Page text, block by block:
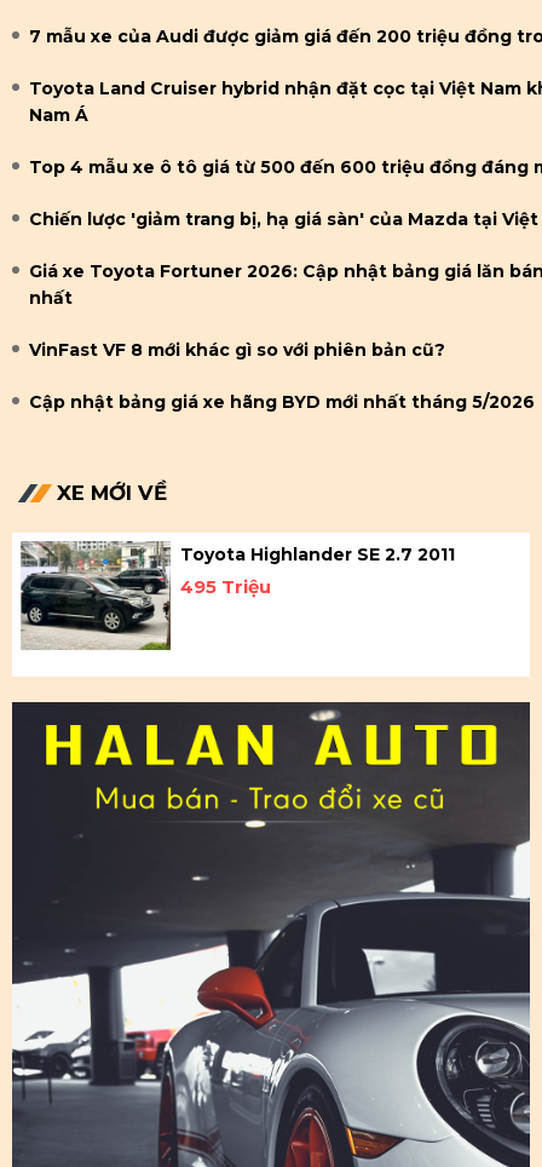
7 mẫu xe của Audi được giảm giá đến 200 triệu đồng
Toyota Land Cruiser hybrid nhận đặt cọc tại Việt Nam
Nam Á
Top 4 mẫu xe ô tô giá từ 500 đến 600 triệu đồng đáng
Chiến lược 'giảm trang bị, hạ giá sàn' của Mazda tại Việt
Giá xe Toyota Fortuner 2026: Cập nhật bảng giá lăn
nhất
VinFast VF 8 mới khác gì so với phiên bản cũ?
Cập nhật bảng giá xe hãng BYD mới nhất tháng 5/2026
XE MỚI VỀ
Toyota Highlander SE 2.7 2011
495 Triệu